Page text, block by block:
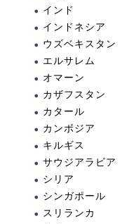
インド
インドネシア
ウズベキスタン
エルサレム
オマーン
カザフスタン
カタール
カンボジア
キルギス
サウジアラビア
シリア
シンガポール
スリランカ